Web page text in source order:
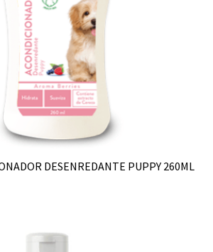
DESENREDANTE PUPPY 260ML